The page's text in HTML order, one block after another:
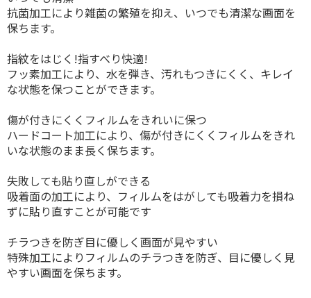
抗菌加工により雑菌の繁殖を抑え、いつでも清潔な画面を
保ちます。
指紋をはじく!指すべり快適!
フッ素加工により、水を弾き、汚れもつきにくく、キレイ
な状態を保つことができます。
傷が付きにくくフィルムをきれいに保つ
ハードコート加工により、傷が付きにくくフィルムをきれ
いな状態のまま長く保ちます。
失敗しても貼り直しができる
吸着面の加工により、フィルムをはがしても吸着力を損ね
ずに貼り直すことが可能です
チラつきを防ぎ目に優しく画面が見やすい
特殊加工によりフィルムのチラつきを防ぎ、目に優しく見
やすい画面を保ちます。